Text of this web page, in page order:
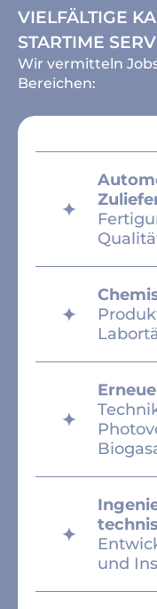
VIELFÄLTIGE
STARTIME
Wir vermitteln
Bereichen:
und